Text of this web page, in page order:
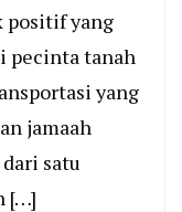
positif yang
pecinta tanah
yang
jamaah
satu
[…]